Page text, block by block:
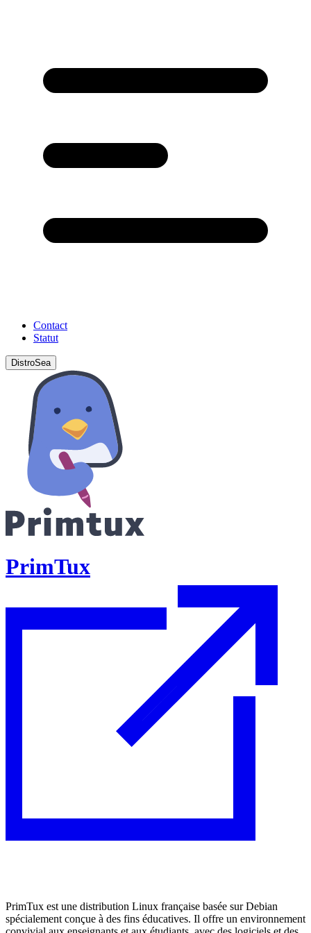
Contact
Statut
DistroSea
PrimTux
PrimTux est une distribution Linux française basée sur Debian
spécialement conçue à des fins éducatives. Il offre un environnement